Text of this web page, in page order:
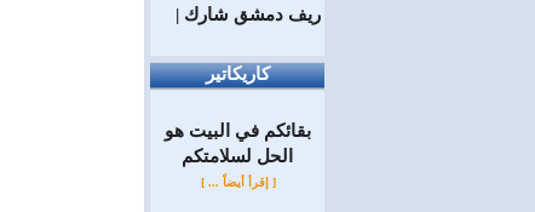
ريف دمشق شارك |
كاريكاتير
بقائكم في البيت هو
الحل لسلامتكم
[ إقرأ أيضاً ... ]